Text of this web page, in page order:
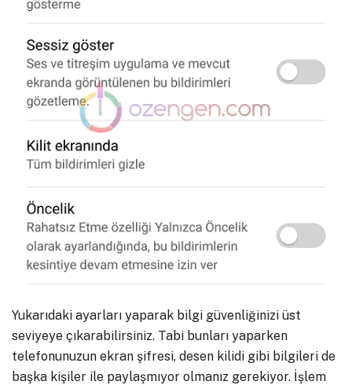
Yukarıdaki ayarları yaparak bilgi güvenliğinizi üst
seviyeye çıkarabilirsiniz. Tabi bunları yaparken
telefonunuzun ekran şifresi, desen kilidi gibi bilgileri de
başka kişiler ile paylaşmıyor olmanız gerekiyor. İşlem